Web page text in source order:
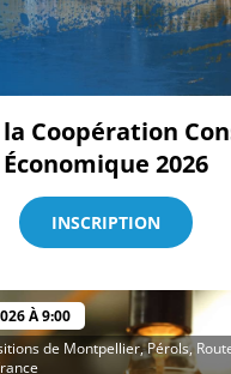
Coopération
Économique 2026
INSCRIPTION
À 9:00
de Montpellier, Pérols,